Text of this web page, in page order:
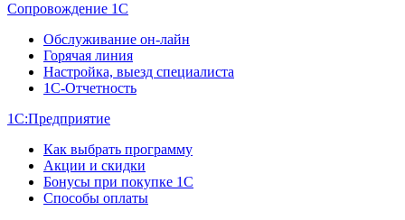
Сопровождение 1С
Обслуживание он-лайн
Горячая линия
Настройка, выезд специалиста
1С-Отчетность
1С:Предприятие
Как выбрать программу
Акции и скидки
Бонусы при покупке 1С
Способы оплаты